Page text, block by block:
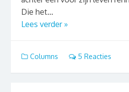
Die het...
Lees verder »
Columns 5 Reacties